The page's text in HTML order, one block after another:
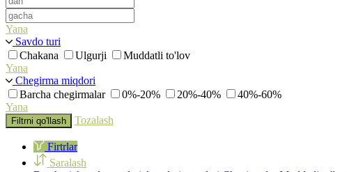
Yana
Savdo turi
Chakana
Ulgurji
Muddatli to'lov
Yana
Chegirma miqdori
Barcha chegirmalar
0%-20% 20%-40%
40%-60%
Yana
Filtrni qo'llash Tozalash
Firtrlar
Saralash